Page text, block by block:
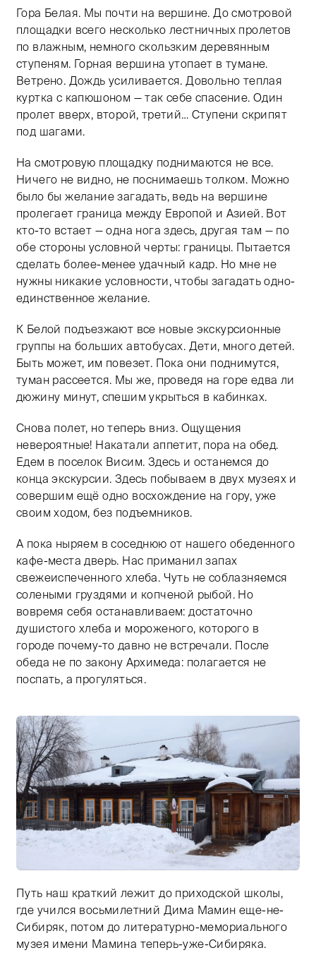
Гора Белая. Мы почти на вершине. До смотровой
площадки всего несколько лестничных пролетов
по влажным, немного скользким деревянным
ступеням. Горная вершина утопает в тумане.
Ветрено. Дождь усиливается. Довольно теплая
куртка с капюшоном — так себе спасение. Один
пролет вверх, второй, третий… Ступени скрипят
под шагами.
На смотровую площадку поднимаются не все.
Ничего не видно, не поснимаешь толком. Можно
было бы желание загадать, ведь на вершине
пролегает граница между Европой и Азией. Вот
кто-то встает — одна нога здесь, другая там — по
обе стороны условной черты: границы. Пытается
сделать более-менее удачный кадр. Но мне не
нужны никакие условности, чтобы загадать одно-
единственное желание.
К Белой подъезжают все новые экскурсионные
группы на больших автобусах. Дети, много детей.
Быть может, им повезет. Пока они поднимутся,
туман рассеется. Мы же, проведя на горе едва ли
дюжину минут, спешим укрыться в кабинках.
Снова полет, но теперь вниз. Ощущения
невероятные! Накатали аппетит, пора на обед.
Едем в поселок Висим. Здесь и останемся до
конца экскурсии. Здесь побываем в двух музеях и
совершим ещё одно восхождение на гору, уже
своим ходом, без подъемников.
А пока ныряем в соседнюю от нашего обеденного
кафе-места дверь. Нас приманил запах
свежеиспеченного хлеба. Чуть не соблазняемся
солеными груздями и копченой рыбой. Но
вовремя себя останавливаем: достаточно
душистого хлеба и мороженого, которого в
городе почему-то давно не встречали. После
обеда не по закону Архимеда: полагается не
поспать, а прогуляться.
Путь наш краткий лежит до приходской школы,
где учился восьмилетний Дима Мамин еще-не-
Сибиряк, потом до литературно-мемориального
музея имени Мамина теперь-уже-Сибиряка.